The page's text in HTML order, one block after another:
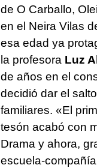
de O Carballo,
en el Neira Vilas
esa edad ya
la profesora Luz
de años en el
decidió dar el
familiares. «El
tesón acabó con
Drama y ahora,
escuela-